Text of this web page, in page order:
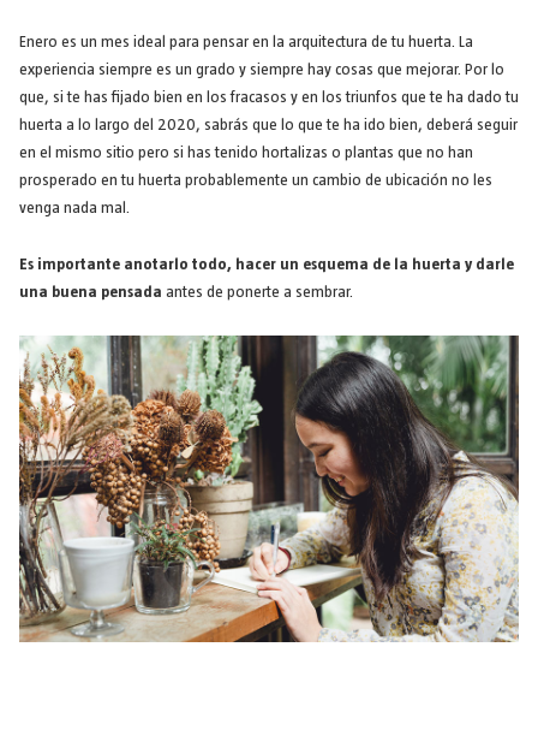
Enero es un mes ideal para pensar en la arquitectura de tu huerta. La
experiencia siempre es un grado y siempre hay cosas que mejorar. Por lo
que, si te has fijado bien en los fracasos y en los triunfos que te ha dado tu
huerta a lo largo del 2020, sabrás que lo que te ha ido bien, deberá seguir
en el mismo sitio pero si has tenido hortalizas o plantas que no han
prosperado en tu huerta probablemente un cambio de ubicación no les
venga nada mal.
Es importante anotarlo todo, hacer un esquema de la huerta y darle
una buena pensada antes de ponerte a sembrar.